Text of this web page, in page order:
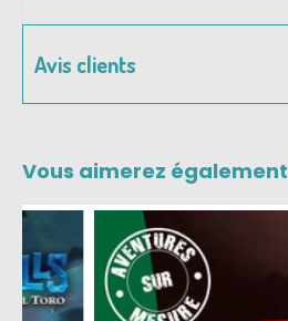
Avis clients
Vous aimerez également